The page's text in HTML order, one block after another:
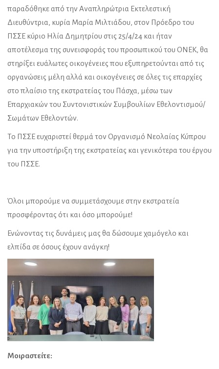
παραδόθηκε από την Αναπληρώτρια Εκτελεστική
Διευθύντρια, κυρία Μαρία Μιλτιάδου, στον Πρόεδρο του
ΠΣΣΕ κύριο Ηλία Δημητρίου στις 25/4/24 και ήταν
αποτέλεσμα της συνεισφοράς του προσωπικού του ΟΝΕΚ, θα
στηρίξει ευάλωτες οικογένειες που εξυπηρετούνται από τις
οργανώσεις μέλη αλλά και οικογένειες σε όλες τις επαρχίες
στο πλαίσιο της εκστρατείας του Πάσχα, μέσω των
Επαρχιακών του Συντονιστικών Συμβουλίων Εθελοντισμού/
Σωμάτων Εθελοντών.
Το ΠΣΣΕ ευχαριστεί θερμά τον Οργανισμό Νεολαίας Κύπρου
για την υποστήριξη της εκστρατείας και γενικότερα του έργου
του ΠΣΣΕ.
Όλοι μπορούμε να συμμετάσχουμε στην εκστρατεία
προσφέροντας ότι και όσο μπορούμε!
Ενώνοντας τις δυνάμεις μας θα δώσουμε χαμόγελο και
ελπίδα σε όσους έχουν ανάγκη!
Μοιραστείτε: